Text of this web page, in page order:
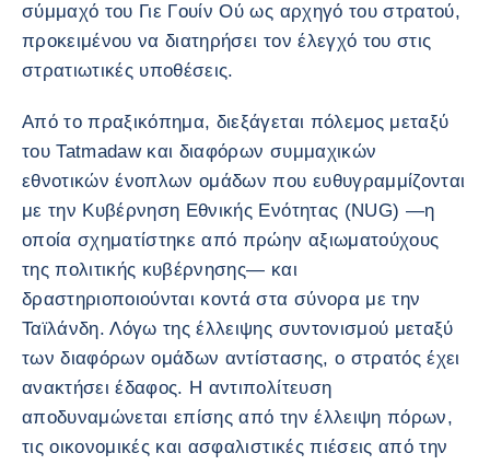
σύμμαχό του Γιε Γουίν Ού ως αρχηγό του στρατού,
προκειμένου να διατηρήσει τον έλεγχό του στις
στρατιωτικές υποθέσεις.
Από το πραξικόπημα, διεξάγεται πόλεμος μεταξύ
του Tatmadaw και διαφόρων συμμαχικών
εθνοτικών ένοπλων ομάδων που ευθυγραμμίζονται
με την Κυβέρνηση Εθνικής Ενότητας (NUG) —η
οποία σχηματίστηκε από πρώην αξιωματούχους
της πολιτικής κυβέρνησης— και
δραστηριοποιούνται κοντά στα σύνορα με την
Ταϊλάνδη. Λόγω της έλλειψης συντονισμού μεταξύ
των διαφόρων ομάδων αντίστασης, ο στρατός έχει
ανακτήσει έδαφος. Η αντιπολίτευση
αποδυναμώνεται επίσης από την έλλειψη πόρων,
τις οικονομικές και ασφαλιστικές πιέσεις από την